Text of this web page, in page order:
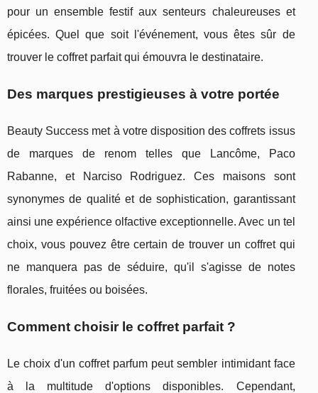
pour un ensemble festif aux senteurs chaleureuses et
épicées. Quel que soit l'événement, vous êtes sûr de
trouver le coffret parfait qui émouvra le destinataire.
Des marques prestigieuses à votre portée
Beauty Success met à votre disposition des coffrets issus
de marques de renom telles que Lancôme, Paco
Rabanne, et Narciso Rodriguez. Ces maisons sont
synonymes de qualité et de sophistication, garantissant
ainsi une expérience olfactive exceptionnelle. Avec un tel
choix, vous pouvez être certain de trouver un coffret qui
ne manquera pas de séduire, qu'il s'agisse de notes
florales, fruitées ou boisées.
Comment choisir le coffret parfait ?
Le choix d'un coffret parfum peut sembler intimidant face
à la multitude d'options disponibles. Cependant,